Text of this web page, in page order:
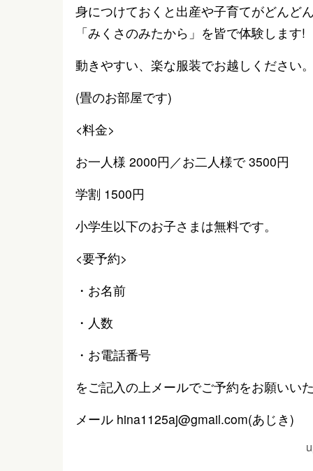
身につけておくと出産や子育てがどんど
「みくさのみたから」を皆で体験します!
動きやすい、楽な服装でお越しください
(畳のお部屋です)
<料金>
お一人様 2000円／お二人様で 3500円
学割 1500円
小学生以下のお子さまは無料です。
<要予約>
・お名前
・人数
・お電話番号
をご記入の上メールでご予約をお願いい
メール hina1125aj@gmail.com(あじき)